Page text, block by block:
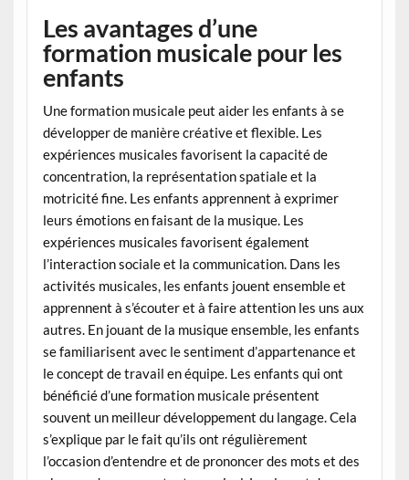
Les avantages d’une
formation musicale pour les
enfants
Une formation musicale peut aider les enfants à se
développer de manière créative et flexible. Les
expériences musicales favorisent la capacité de
concentration, la représentation spatiale et la
motricité fine. Les enfants apprennent à exprimer
leurs émotions en faisant de la musique. Les
expériences musicales favorisent également
l’interaction sociale et la communication. Dans les
activités musicales, les enfants jouent ensemble et
apprennent à s’écouter et à faire attention les uns aux
autres. En jouant de la musique ensemble, les enfants
se familiarisent avec le sentiment d’appartenance et
le concept de travail en équipe. Les enfants qui ont
bénéficié d’une formation musicale présentent
souvent un meilleur développement du langage. Cela
s’explique par le fait qu’ils ont régulièrement
l’occasion d’entendre et de prononcer des mots et des